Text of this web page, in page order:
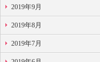
2019年9月
2019年8月
2019年7月